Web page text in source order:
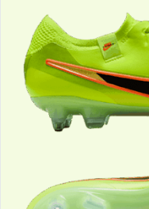
auf.
Die
Optionen
können
Produktseite